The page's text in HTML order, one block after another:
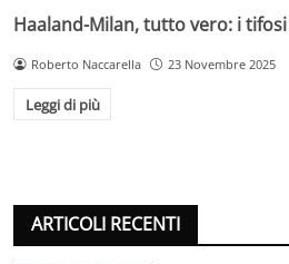
Haaland-Milan, tutto vero: i
Roberto Naccarella 23 Novembre 2025
Leggi di più
ARTICOLI RECENTI